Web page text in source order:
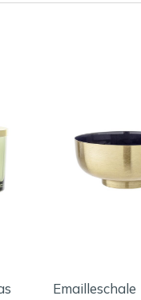
Emailleschale